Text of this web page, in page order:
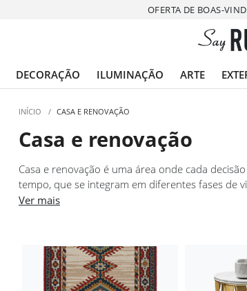
OFERTA DE BOAS-
DECORAÇÃO ILUMINAÇÃO ARTE
INÍCIO / CASA E RENOVAÇÃO
Casa e renovação
Casa e renovação é uma área onde cada
tempo, que se integram em diferentes fases de
reúne produtos para quem aborda a renovação
Ver mais